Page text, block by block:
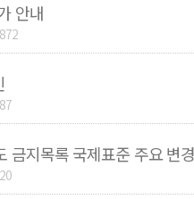
안내
금지목록 국제표준 주요 변